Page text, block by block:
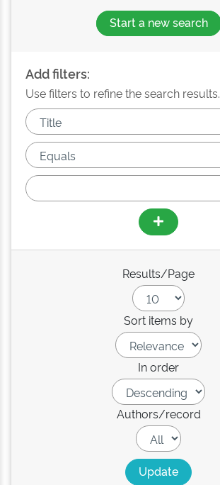
Start a new search
Add filters:
Use filters to refine the search results.
Results/Page
Sort items by
In order
Authors/record